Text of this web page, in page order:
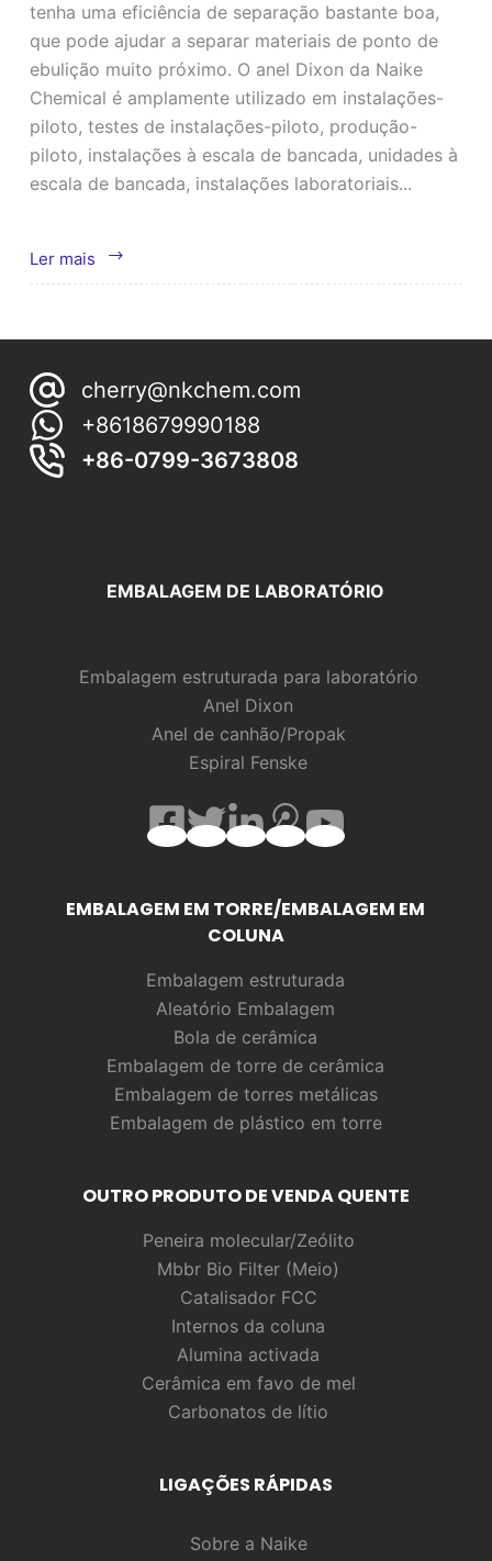
tenha uma eficiência de separação bastante boa,
que pode ajudar a separar materiais de ponto de
ebulição muito próximo. O anel Dixon da Naike
Chemical é amplamente utilizado em instalações-
piloto, testes de instalações-piloto, produção-
piloto, instalações à escala de bancada, unidades à
escala de bancada, instalações laboratoriais...
Ler mais
Anel
Dixon
cherry@nkchem.com
+8618679990188
+86-0799-3673808
EMBALAGEM DE LABORATÓRIO
Embalagem estruturada para laboratório
Anel Dixon
Anel de canhão/Propak
Espiral Fenske
EMBALAGEM EM TORRE/EMBALAGEM EM
COLUNA
Embalagem estruturada
Aleatório Embalagem
Bola de cerâmica
Embalagem de torre de cerâmica
Embalagem de torres metálicas
Embalagem de plástico em torre
OUTRO PRODUTO DE VENDA QUENTE
Peneira molecular/Zeólito
Mbbr Bio Filter (Meio)
Catalisador FCC
Internos da coluna
Alumina activada
Cerâmica em favo de mel
Carbonatos de lítio
LIGAÇÕES RÁPIDAS
Sobre a Naike